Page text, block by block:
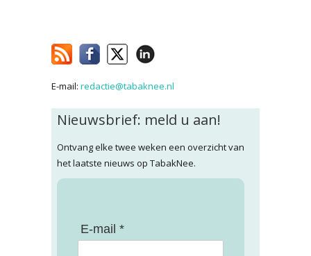
E-mail: redactie@tabaknee.nl
Nieuwsbrief: meld u aan!
Ontvang elke twee weken een overzicht van
het laatste nieuws op TabakNee.
E-mail *